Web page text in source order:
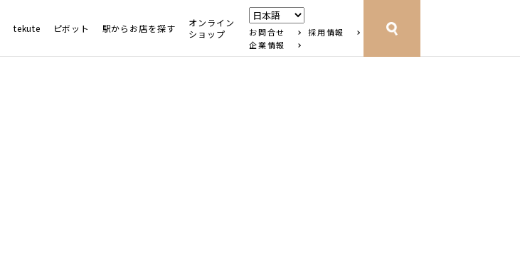
tekute ピボット 駅からお店を探す
オンライン
ショップ
お問合せ
採用情報
企業情報